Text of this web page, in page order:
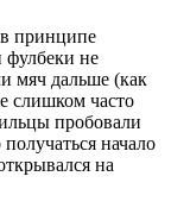
принципе
фулбеки не
мяч дальше (как
слишком часто
пробовали
начало
на